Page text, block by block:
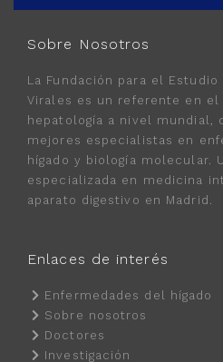
Sobre Nosotros
La Fundación para el
Virales es un referente en el
hepatología a nivel mundial,
mejores especialistas en
hígado y biología molecular.
especializada en medicina
aparato digestivo en Madrid.
Enlaces de interés
Enfermedades del hígado
Sobre nosotros
Doctores
Investigación